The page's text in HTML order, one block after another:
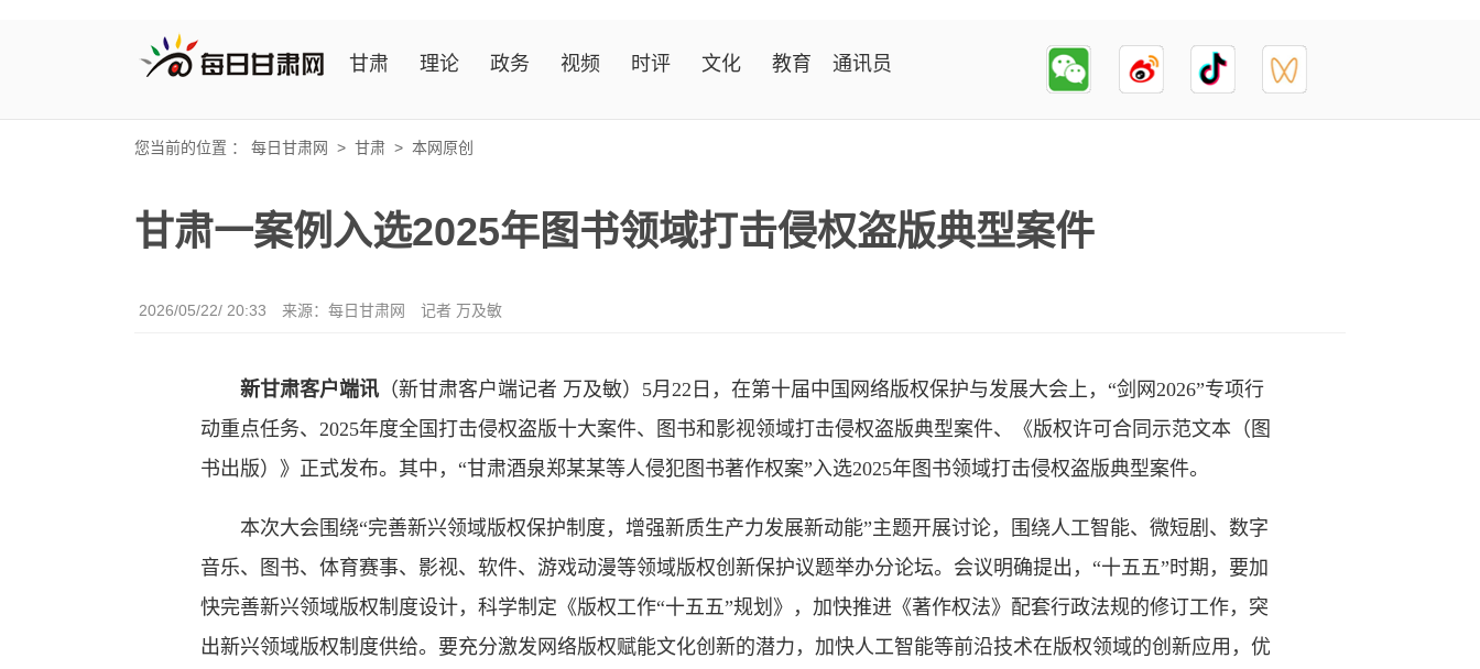
甘肃 理论 政务 视频 时评 文化 教育 通讯员
您当前的位置 ： 每日甘肃网 > 甘肃 > 本网原创
甘肃一案例入选2025年图书领域打击侵权盗版典型案件
2026/05/22/ 20:33 来源： 每日甘肃网 记者 万及敏
新甘肃客户端讯 （新甘肃客户端记者 万及敏）5月22日，在第十届中国网络版权保护与发展大会上，“剑网2026”专项行
动重点任务、2025年度全国打击侵权盗版十大案件、图书和影视领域打击侵权盗版典型案件、《版权许可合同示范文本（图
书出版）》正式发布。其中，“甘肃酒泉郑某某等人侵犯图书著作权案”入选2025年图书领域打击侵权盗版典型案件。
本次大会围绕“完善新兴领域版权保护制度，增强新质生产力发展新动能”主题开展讨论，围绕人工智能、微短剧、数字
音乐、图书、体育赛事、影视、软件、游戏动漫等领域版权创新保护议题举办分论坛。会议明确提出，“十五五”时期，要加
快完善新兴领域版权制度设计，科学制定《版权工作“十五五”规划》，加快推进《著作权法》配套行政法规的修订工作，突
出新兴领域版权制度供给。要充分激发网络版权赋能文化创新的潜力，加快人工智能等前沿技术在版权领域的创新应用，优